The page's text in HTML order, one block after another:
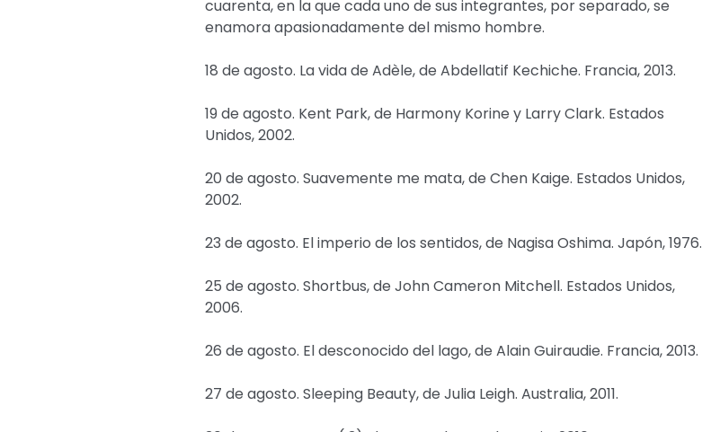
cuarenta, en la que cada uno de sus integrantes, por separado, se
enamora apasionadamente del mismo hombre.
18 de agosto. La vida de Adèle, de Abdellatif Kechiche. Francia, 2013.
19 de agosto. Kent Park, de Harmony Korine y Larry Clark. Estados
Unidos, 2002.
20 de agosto. Suavemente me mata, de Chen Kaige. Estados Unidos,
2002.
23 de agosto. El imperio de los sentidos, de Nagisa Oshima. Japón, 1976.
25 de agosto. Shortbus, de John Cameron Mitchell. Estados Unidos,
2006.
26 de agosto. El desconocido del lago, de Alain Guiraudie. Francia, 2013.
27 de agosto. Sleeping Beauty, de Julia Leigh. Australia, 2011.